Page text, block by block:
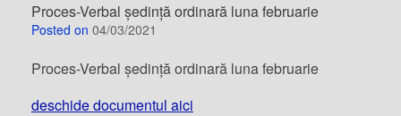
Proces-Verbal ședință ordinară luna februarie
Posted on 04/03/2021
Proces-Verbal ședință ordinară luna februarie
deschide documentul aici